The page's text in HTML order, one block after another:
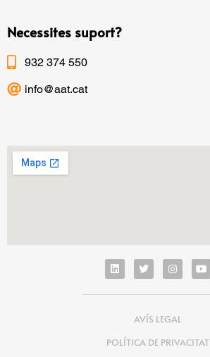
Necessites suport?
932 374 550
info@aat.cat
AVÍS LEGAL
POLÍTICA DE PRIVACITAT